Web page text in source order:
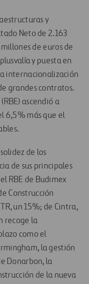
y
Neto de 2.163
de euros de
y puesta en
internacionalización
grandes contratos.
ascendió a
6,5% más que el
de los
de sus principales
RBE de Budimex
Construcción
un 15%; de Cintra,
recoge la
como el
la gestión
Donarbon, la
de la nueva